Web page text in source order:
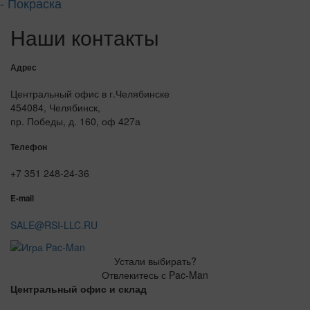
Наши контакты
Адрес
Центральный офис в г.Челябинске
454084, Челябинск,
пр. Победы, д. 160, оф 427а
Телефон
+7 351 248-24-36
E-mail
SALE@RSI-LLC.RU
Устали выбирать?
Отвлекитесь с Pac-Man
Центральный офис и склад